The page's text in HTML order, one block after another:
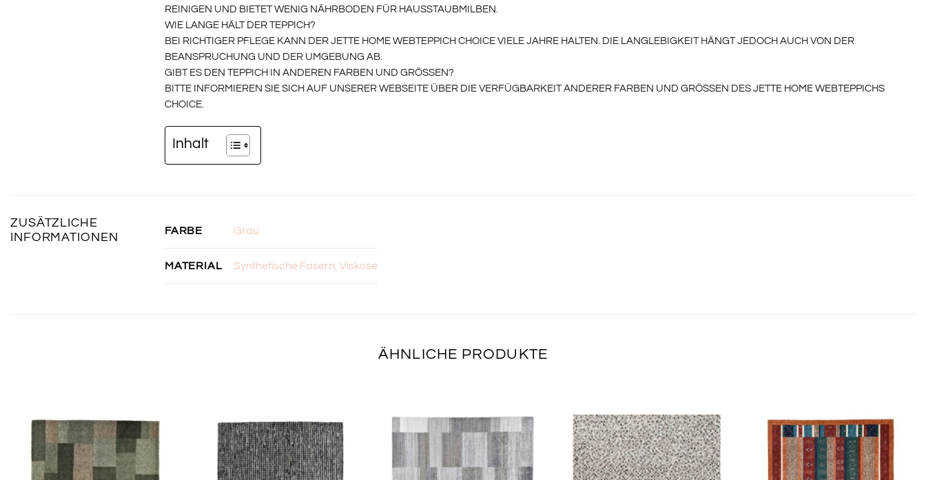
REINIGEN UND BIETET WENIG NÄHRBODEN FÜR HAUSSTAUBMILBEN.
WIE LANGE HÄLT DER TEPPICH?
BEI RICHTIGER PFLEGE KANN DER JETTE HOME WEBTEPPICH CHOICE VIELE JAHRE HALTEN. DIE LANGLEBIGKEIT HÄNGT JEDOCH AUCH VON DER
BEANSPRUCHUNG UND DER UMGEBUNG AB.
GIBT ES DEN TEPPICH IN ANDEREN FARBEN UND GRÖSSEN?
BITTE INFORMIEREN SIE SICH AUF UNSERER WEBSEITE ÜBER DIE VERFÜGBARKEIT ANDERER FARBEN UND GRÖSSEN DES JETTE HOME WEBTEPPICHS C
HOICE.
Inhalt
ZUSÄTZLICHE
INFORMATIONEN
FARBE Grau
MATERIAL Synthetische Fasern, Viskose
ÄHNLICHE PRODUKTE